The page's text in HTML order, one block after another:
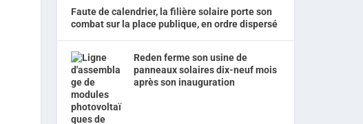
Faute de calendrier, la filière solaire porte son
combat sur la place publique, en ordre dispersé
Reden ferme son usine de
panneaux solaires dix-neuf mois
après son inauguration